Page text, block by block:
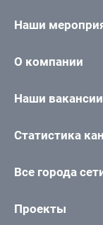
Наши
О компании
Наши вакансии
Статистика
Все города
Проекты